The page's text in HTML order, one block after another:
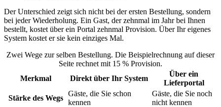
Der Unterschied zeigt sich nicht bei der ersten Bestellung, sondern
bei jeder Wiederholung. Ein Gast, der zehnmal im Jahr bei Ihnen
bestellt, kostet über ein Portal zehnmal Provision. Über Ihr eigenes
System kostet er sie kein einziges Mal.
Zwei Wege zur selben Bestellung. Die Beispielrechnung auf dieser
Seite rechnet mit 15 % Provision.
Merkmal
Direkt über Ihr System
Über ein
Lieferportal
Stärke des Wegs
Gäste, die Sie schon
kennen
Gäste, die Sie noch
nicht kennen